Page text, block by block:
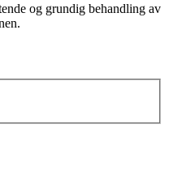
og grundig behandling av